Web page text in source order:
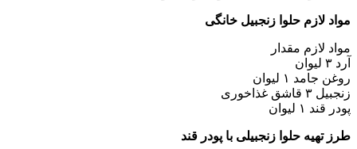
مواد لازم حلوا زنجبیل خانگی
مواد لازم مقدار
آرد ۳ لیوان
روغن جامد ۱ لیوان
زنجبیل ۳ قاشق غذاخوری
پودر قند ۱ لیوان
طرز تهیه حلوا زنجبیلی با پودر قند